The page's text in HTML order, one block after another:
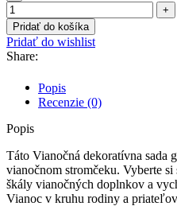
Pridať do košíka
Pridať do wishlist
Share:
Popis
Recenzie (0)
Popis
Táto Vianočná dekoratívna sada
vianočnom stromčeku. Vyberte si
škály vianočných doplnkov a
Vianoc v kruhu rodiny a